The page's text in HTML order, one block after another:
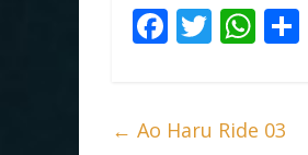
F
b
T
er
W
s
← Ao Haru Ride 03